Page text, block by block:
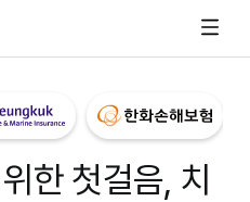
한 첫걸음, 치